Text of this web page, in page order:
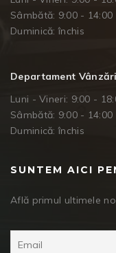
Sâmbătă: 9:00 - 14:00
Duminică: închis
Departament Vânzări
Luni - Vineri: 9:00 -
Sâmbătă: 9:00 - 14:00
Duminică: închis
SUNTEM AICI
Află primul ultimele